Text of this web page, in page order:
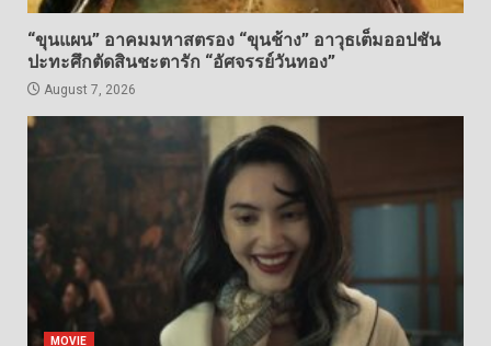
“ขุนแผน” อาคมมหาสตรอง “ขุนช้าง” อาวุธเต็มออปชัน
ปะทะศึกตัดสินชะตารัก “อัศจรรย์วันทอง”
August 7, 2026
MOVIE